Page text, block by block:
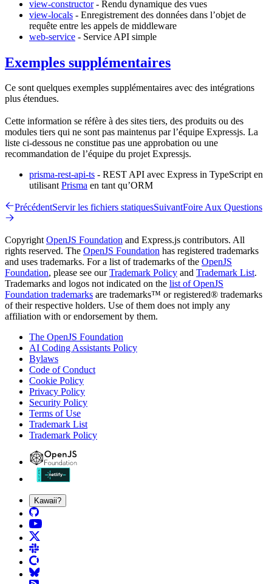
view-constructor- Rendu dynamique des vues
view-locals - Enregistrement des données dans l’objet de
requête entre les appels de middleware
web-service - Service API simple
Exemples supplémentaires
Ce sont quelques exemples supplémentaires avec des intégrations
plus étendues.
Cette information se réfère à des sites tiers, des produits ou des
modules tiers qui ne sont pas maintenus par l’équipe Expressjs. La
liste ci-dessous ne constitue pas une approbation ou une
recommandation de l’équipe du projet Expressjs.
prisma-rest-api-ts - REST API avec Express in TypeScript en
utilisant Prisma en tant qu’ORM
PrécédentServir les fichiers statiquesSuivantFoire Aux Questions
Copyright OpenJS Foundation and Express.js contributors. All
rights reserved. The OpenJS Foundation has registered trademarks
and uses trademarks. For a list of trademarks of the OpenJS
Foundation, please see ourTrademark Policy and Trademark List.
Trademarks and logos not indicated on the list of OpenJS
Foundation trademarks are trademarks™ or registered® trademarks
of their respective holders. Use of them does not imply any
affiliation with or endorsement by them.
The OpenJS Foundation
AI Coding Assistants Policy
Bylaws
Code of Conduct
Cookie Policy
Privacy Policy
Security Policy
Terms of Use
Trademark List
Trademark Policy
Kawaii?